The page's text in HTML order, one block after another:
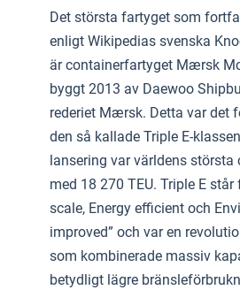
Det största fartyget som
enligt Wikipedias svenska
är containerfartyget Mærsk
byggt 2013 av Daewoo
rederiet Mærsk. Detta var det
den så kallade Triple E-
lansering var världens
med 18 270 TEU. Triple E
scale, Energy efficient och
improved” och var en
som kombinerade massiv
betydligt lägre